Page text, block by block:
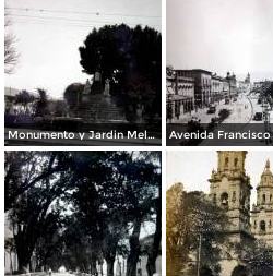
Monumento y Jardin Melchor Ocampo.( Circulada el 16 de Agosto de 1934 ).